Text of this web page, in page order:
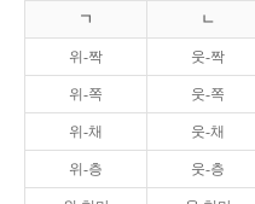
ㄱ ㄴ
위-짝 웃-짝
위-쪽 웃-쪽
위-채 웃-채
위-층 웃-층